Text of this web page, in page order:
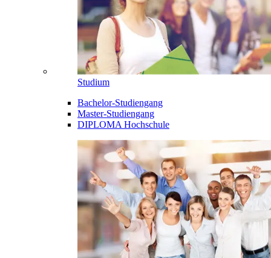
Studium
Bachelor-Studiengang
Master-Studiengang
DIPLOMA Hochschule